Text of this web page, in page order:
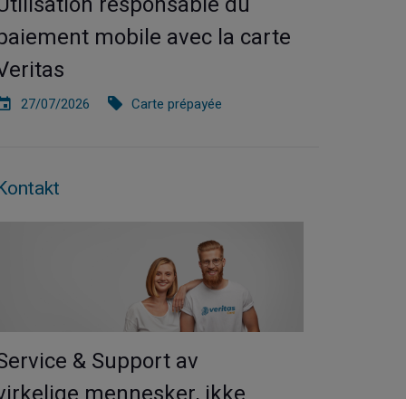
mobile avec la carte
27/07/2026 Carte prépayée
& Support av